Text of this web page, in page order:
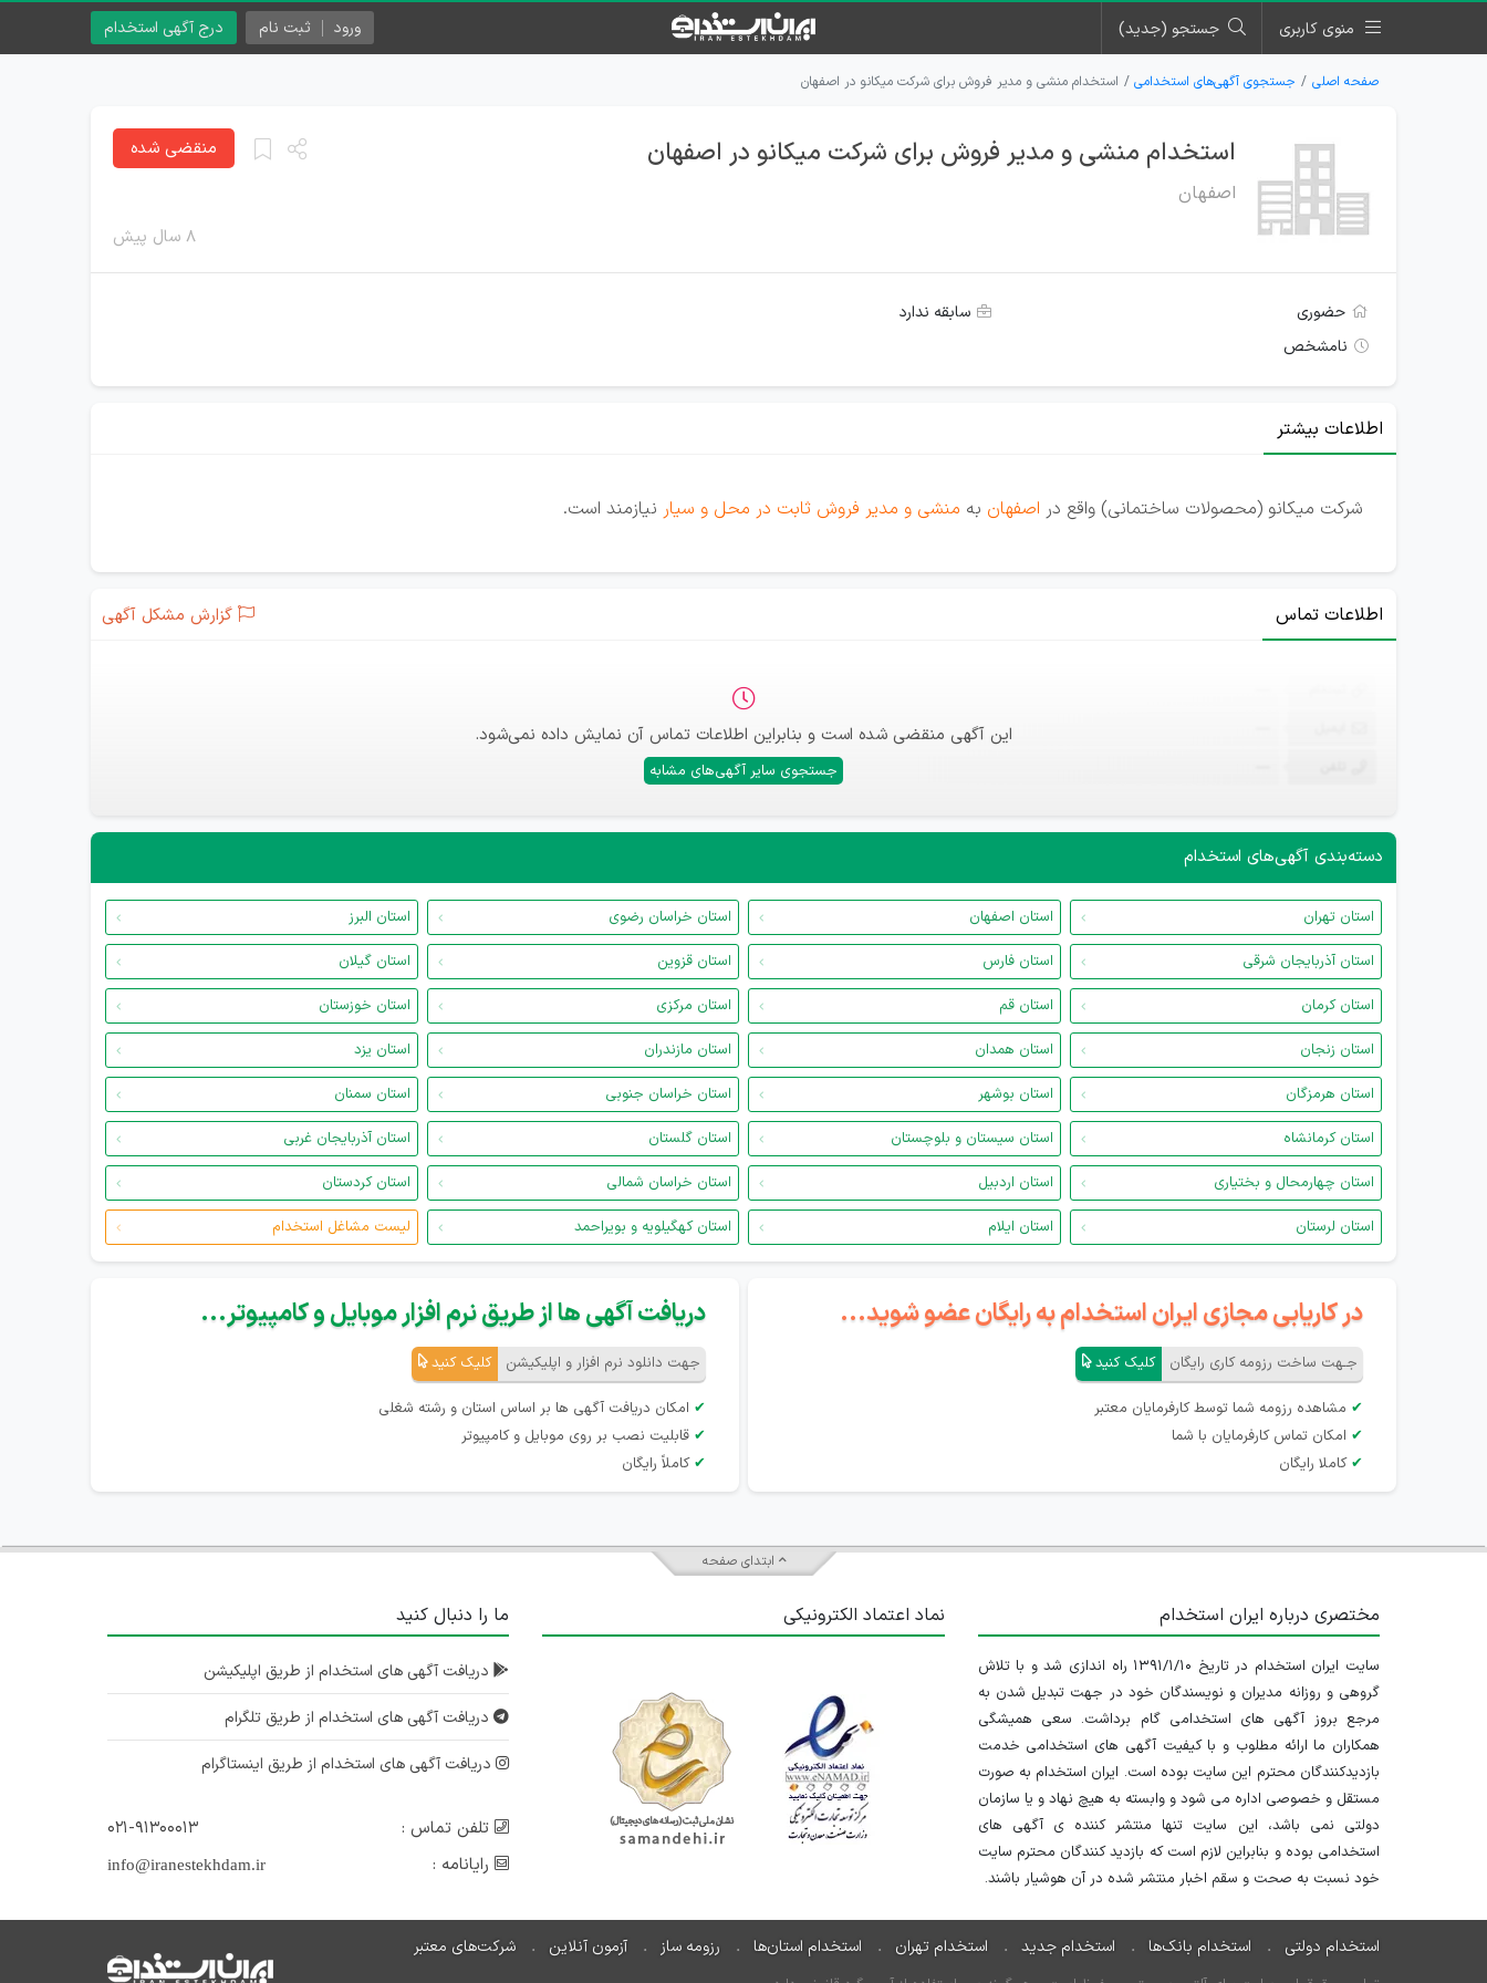
منوی کاربری جستجو (جدید) درج آگهی استخدام ورود ثبت نام
صفحه اصلی جستجوی آگهی‌های استخدامی استخدام منشی و مدیر فروش برای شرکت میکانو در اصفهان
استخدام منشی و مدیر فروش برای شرکت میکانو در اصفهان
اصفهان
۸ سال پیش
منقضی شده
حضوری
سابقه ندارد
نامشخص
اطلاعات بیشتر
شرکت میکانو (محصولات ساختمانی) واقع در اصفهان به منشی و مدیر فروش ثابت در محل و سیار نیازمند است.
اطلاعات تماس گزارش مشکل آگهی
این آگهی منقضی شده است و بنابراین اطلاعات تماس آن نمایش داده نمی‌شود.
جستجوی سایر آگهی‌های مشابه
دسته‌بندی آگهی‌های استخدام
استان تهران استان اصفهان استان خراسان رضوی
استان البرز
استان آذربایجان شرقی
استان فارس استان قزوین
استان گیلان
استان کرمان
استان قم استان مرکزی
استان خوزستان
استان زنجان
استان همدان استان مازندران
استان یزد
استان هرمزگان
استان بوشهر استان خراسان جنوبی
استان سمنان
استان کرمانشاه
استان سیستان و بلوچستان استان گلستان
استان آذربایجان غربی
استان چهارمحال و بختیاری
استان اردبیل استان خراسان شمالی
استان کردستان
استان لرستان
استان ایلام استان کهگیلویه و بویراحمد لیست مشاغل استخدام
در کاریابی مجازی ایران استخدام به رایگان عضو شوید...
جـهت ساخت رزومه کاری رایگان کلیک کنید
✔ مشاهده رزومه شما توسط کارفرمایان معتبر
✔ امکان تماس کارفرمایان با شما
✔ کاملا رایگان
دریافت آگهی ها از طریق نرم افزار موبایل و کامپیوتر...
جهت دانلود نرم افزار و اپلیکیشن کلیک کنید
✔ امکان دریافت آگهی ها بر اساس استان و رشته شغلی
✔ قابلیت نصب بر روی موبایل و کامپیوتر
✔ کاملاً رایگان
ابتدای صفحه
مختصری درباره ایران استخدام
سایت ایران استخدام در تاریخ ۱۳۹۱/۱/۱۰ راه اندازی شد و با تلاش
گروهی و روزانه مدیران و نویسندگان خود در جهت تبدیل شدن به
مرجع بروز آگهی های استخدامی گام برداشت. سعی همیشگی
همکاران ما ارائه مطلوب و با کیفیت آگهی های استخدامی خدمت
بازدیدکنندگان محترم این سایت بوده است. ایران استخدام به صورت
مستقل و خصوصی اداره می شود و وابسته به هیچ نهاد و یا سازمان
دولتی نمی باشد، این سایت تنها منتشر کننده ی آگهی های
استخدامی بوده و بنابراین لازم است که بازدید کنندگان محترم سایت
خود نسبت به صحت و سقم اخبار منتشر شده در آن هوشیار باشند.
نماد اعتماد الکترونیکی ما را دنبال کنید
دریافت آگهی های استخدام از طریق اپلیکیشن
دریافت آگهی های استخدام از طریق تلگرام
دریافت آگهی های استخدام از طریق اینستاگرام
تلفن تماس :
۰۲۱-۹۱۳۰۰۰۱۳
رایانامه :
info@iranestekhdam.ir
استخدام دولتی استخدام بانک‌ها استخدام جدید استخدام تهران استخدام استان‌ها رزومه ساز آزمون آنلاین شرکت‌های معتبر